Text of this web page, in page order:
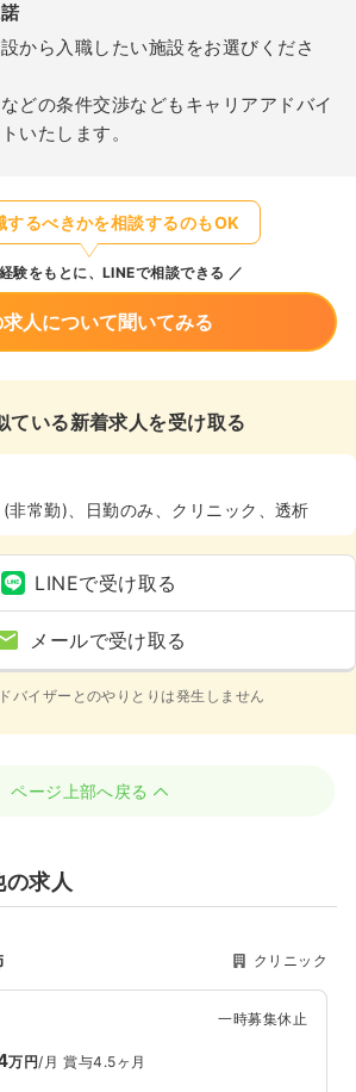
から入職したい施設をお選びくださ
どの条件交渉などもキャリアアドバイ
いたします。
するべきかを相談するのもOK
験をもとに、LINEで相談できる
求人について聞いてみる
ている新着求人を受け取る
非常勤)、日勤のみ、クリニック、透析
LINEで受け取る
メールで受け取る
バイザーとのやりとりは発生しません
ページ上部へ戻る
の求人
クリニック
一時募集休止
万円/月 賞与4.5ヶ月